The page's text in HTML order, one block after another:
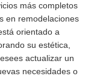
más completos
en remodelaciones
orientado a
su estética,
actualizar un
necesidades o